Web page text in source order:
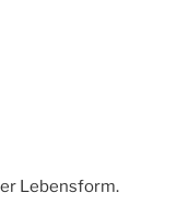
Lebensform.